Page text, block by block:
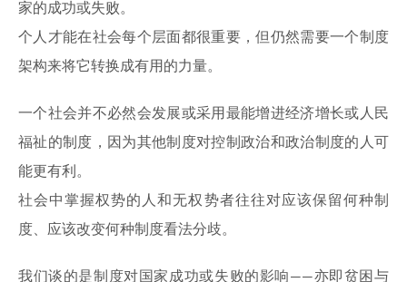
家的成功或失败。
个人才能在社会每个层面都很重要，但仍然需要一个制度
架构来将它转换成有用的力量。
一个社会并不必然会发展或采用最能增进经济增长或人民
福祉的制度，因为其他制度对控制政治和政治制度的人可
能更有利。
社会中掌握权势的人和无权势者往往对应该保留何种制
度、应该改变何种制度看法分歧。
我们谈的是制度对国家成功或失败的影响——亦即贫困与